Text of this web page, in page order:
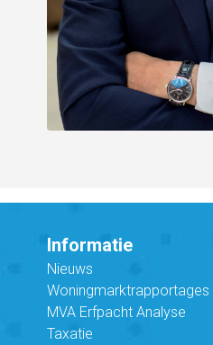
Informatie
Nieuws
Woningmarktrapportages
MVA Erfpacht Analyse
Taxatie